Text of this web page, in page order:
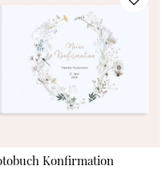
Konfirmation